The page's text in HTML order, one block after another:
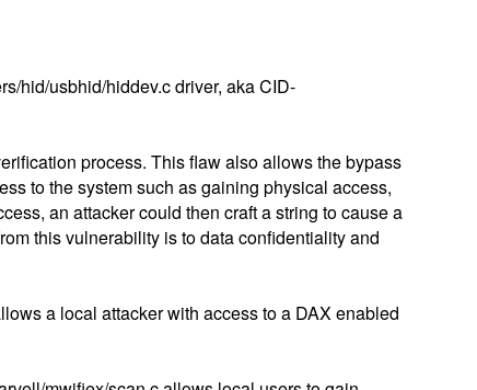
hid/usbhid/hiddev.c driver, aka CID-
process. This flaw also allows the bypass
to the system such as gaining physical access,
an attacker could then craft a string to cause a
this vulnerability is to data confidentiality and
a local attacker with access to a DAX enabled